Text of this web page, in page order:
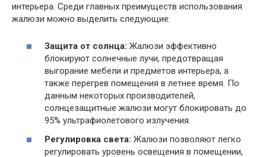
интерьера. Среди главных преимуществ использования
жалюзи можно выделить следующие:
Защита от солнца: Жалюзи эффективно
блокируют солнечные лучи, предотвращая
выгорание мебели и предметов интерьера, а
также перегрев помещения в летнее время. По
данным некоторых производителей,
солнцезащитные жалюзи могут блокировать до
95% ультрафиолетового излучения.
Регулировка света: Жалюзи позволяют легко
регулировать уровень освещения в помещении,